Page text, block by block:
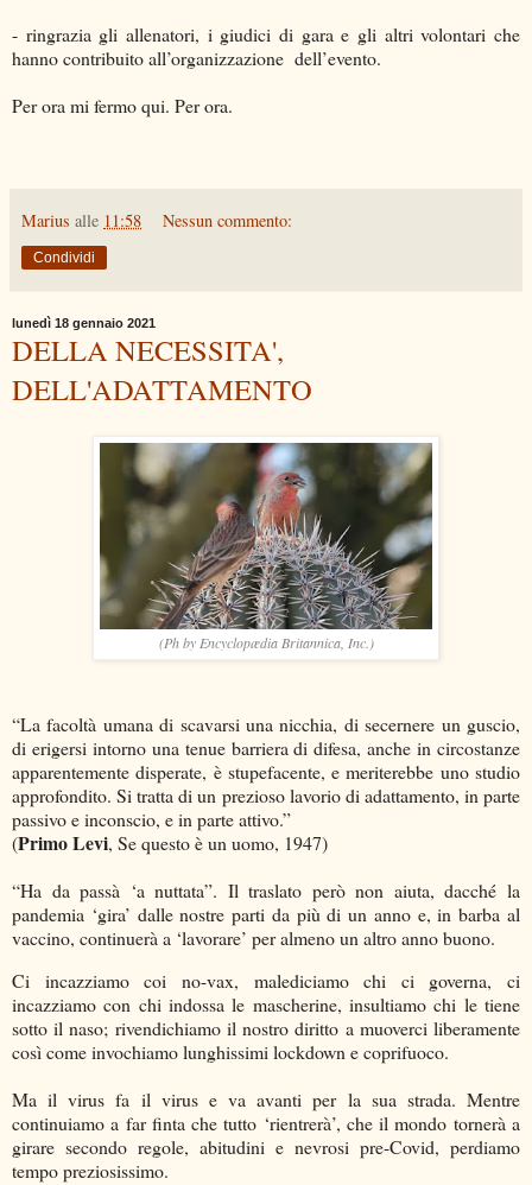
- ringrazia gli allenatori, i giudici di gara e gli altri volontari che
hanno contribuito all’organizzazione dell’evento.
Per ora mi fermo qui. Per ora.
Marius alle 11:58 Nessun commento:
Condividi
lunedì 18 gennaio 2021
DELLA NECESSITA',
DELL'ADATTAMENTO
(Ph by Encyclopædia Britannica, Inc.)
“La facoltà umana di scavarsi una nicchia, di secernere un guscio,
di erigersi intorno una tenue barriera di difesa, anche in circostanze
apparentemente disperate, è stupefacente, e meriterebbe uno studio
approfondito. Si tratta di un prezioso lavorio di adattamento, in parte
passivo e inconscio, e in parte attivo.”
(Primo Levi, Se questo è un uomo, 1947)
“Ha da passà ‘a nuttata”. Il traslato però non aiuta, dacché la
pandemia ‘gira’ dalle nostre parti da più di un anno e, in barba al
vaccino, continuerà a ‘lavorare’ per almeno un altro anno buono.
Ci incazziamo coi no-vax, malediciamo chi ci governa, ci
incazziamo con chi indossa le mascherine, insultiamo chi le tiene
sotto il naso; rivendichiamo il nostro diritto a muoverci liberamente
così come invochiamo lunghissimi lockdown e coprifuoco.
Ma il virus fa il virus e va avanti per la sua strada. Mentre
continuiamo a far finta che tutto ‘rientrerà’, che il mondo tornerà a
girare secondo regole, abitudini e nevrosi pre-Covid, perdiamo
tempo preziosissimo.